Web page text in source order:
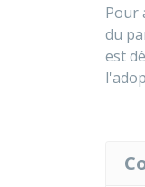
Pour
du
est